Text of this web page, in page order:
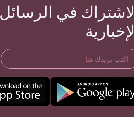
الاشتراك في الرسائل
الإخبارية